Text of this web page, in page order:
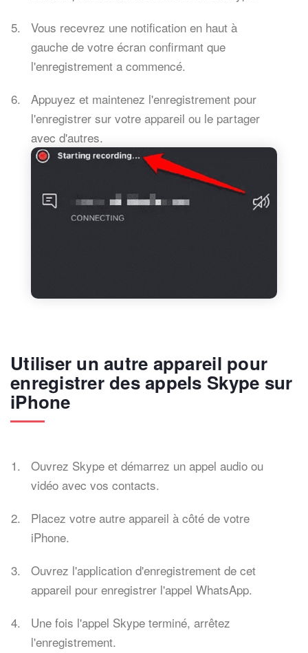
Vous recevrez une notification en haut à
gauche de votre écran confirmant que
l'enregistrement a commencé.
Appuyez et maintenez l'enregistrement pour
l'enregistrer sur votre appareil ou le partager
avec d'autres.
Utiliser un autre appareil pour
enregistrer des appels Skype sur
iPhone
Ouvrez Skype et démarrez un appel audio ou
vidéo avec vos contacts.
Placez votre autre appareil à côté de votre
iPhone.
Ouvrez l'application d'enregistrement de cet
appareil pour enregistrer l'appel WhatsApp.
Une fois l'appel Skype terminé, arrêtez
l'enregistrement.